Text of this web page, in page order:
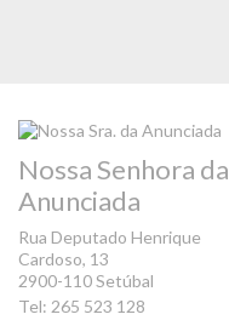
Nossa Senhora da
Anunciada
Rua Deputado Henrique
Cardoso, 13
2900-110 Setúbal
Tel: 265 523 128